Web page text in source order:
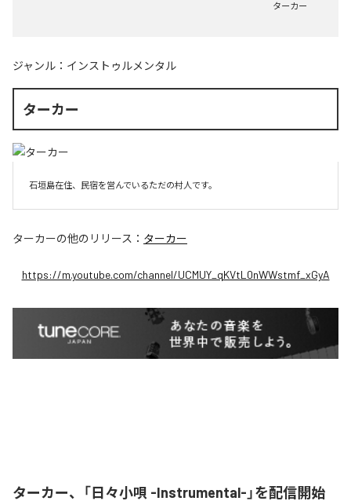
ターカー
ジャンル： インストゥルメンタル
ターカー
石垣島在住、民宿を営んでいるただの村人です。
ターカーの他のリリース： ターカー
https://m.youtube.com/channel/UCMUY_qKVtL0nWWstmf_xGyA
ターカー、「日々小唄 -Instrumental-」を配信開始